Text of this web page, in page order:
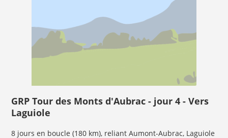
GRP Tour des Monts d'Aubrac - jour 4 - Vers
Laguiole
8 jours en boucle (180 km), reliant Aumont-Aubrac, Laguiole